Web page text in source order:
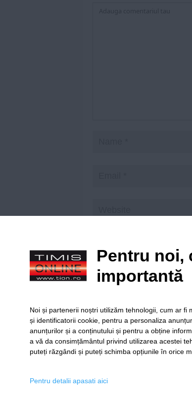
SERVICII
Pentru noi,
importantă
Noi și partenerii noștri utilizăm tehnologii, cum ar
și identificatorii cookie, pentru a personaliza
anunțurilor și a conținutului și pentru a obține
a vă da consimțământul privind utilizarea acestei
puteți răzgândi și puteți schimba opțiunile în orice
Pentru detalii apasati aici